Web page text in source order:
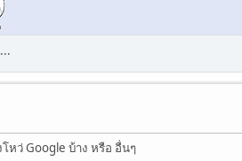
ว่ Google บ้าง หรือ อื่นๆ